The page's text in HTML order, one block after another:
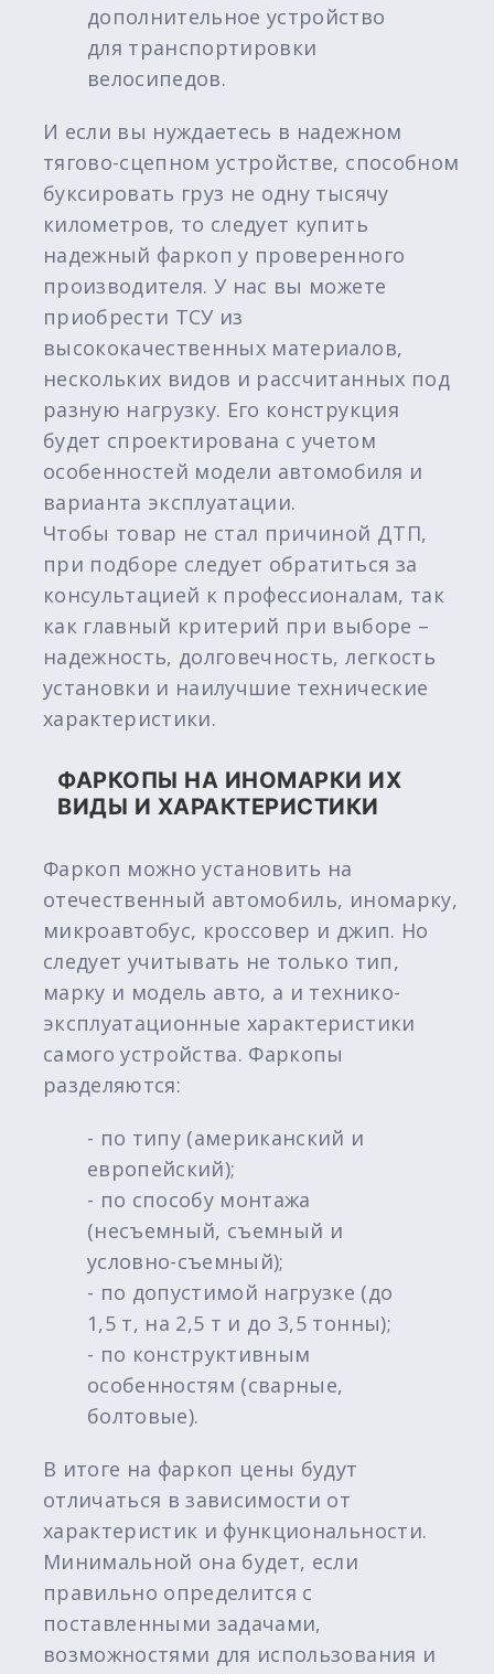
дополнительное устройство
для транспортировки
велосипедов.
И если вы нуждаетесь в надежном
тягово-сцепном устройстве, способном
буксировать груз не одну тысячу
километров, то следует купить
надежный фаркоп у проверенного
производителя. У нас вы можете
приобрести ТСУ из
высококачественных материалов,
нескольких видов и рассчитанных под
разную нагрузку. Его конструкция
будет спроектирована с учетом
особенностей модели автомобиля и
варианта эксплуатации.
Чтобы товар не стал причиной ДТП,
при подборе следует обратиться за
консультацией к профессионалам, так
как главный критерий при выборе –
надежность, долговечность, легкость
установки и наилучшие технические
характеристики.
ФАРКОПЫ НА ИНОМАРКИ ИХ
ВИДЫ И ХАРАКТЕРИСТИКИ
Фаркоп можно установить на
отечественный автомобиль, иномарку,
микроавтобус, кроссовер и джип. Но
следует учитывать не только тип,
марку и модель авто, а и технико-
эксплуатационные характеристики
самого устройства. Фаркопы
разделяются:
- по типу (американский и
европейский);
- по способу монтажа
(несъемный, съемный и
условно-съемный);
- по допустимой нагрузке (до
1,5 т, на 2,5 т и до 3,5 тонны);
- по конструктивным
особенностям (сварные,
болтовые).
В итоге на фаркоп цены будут
отличаться в зависимости от
характеристик и функциональности.
Минимальной она будет, если
правильно определится с
поставленными задачами,
возможностями для использования и